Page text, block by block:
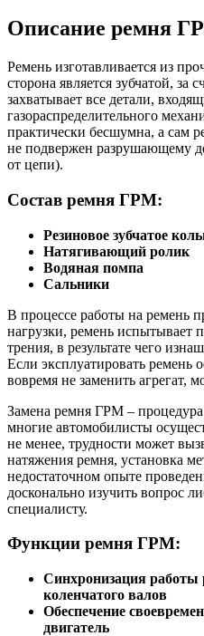
Описание ремня
Ремень изготавливается из
сторона является зубчатой, за
захватывает все детали,
газораспределительного
практически бесшумна, а сам
не подвержен разрушающему
от цепи).
Состав ремня ГРМ:
Резиновое зубчатое
Натягивающий ролик
Водяная помпа
Сальники
В процессе работы на ремень
нагрузки, ремень испытывает
трения, в результате чего
Если эксплуатировать ремень
вовремя не заменить агрегат,
Замена ремня ГРМ –
многие автомобилисты
не менее, трудности может
натяжения ремня, установка
недостаточном опыте
досконально изучить вопрос
специалисту.
Функции ремня ГРМ:
Синхронизация работы
коленчатого валов
Обеспечение
двигатель